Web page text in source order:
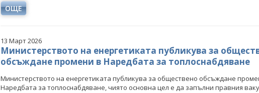
ОЩЕ
13 Март 2026
Министерството на енергетиката публикува за
обсъждане промени в Наредбата за топлоснабдяване
Министерството на енергетиката публикува за обществено обсъждане
Наредбата за топлоснабдяване, чиято основна цел е да запълни правния